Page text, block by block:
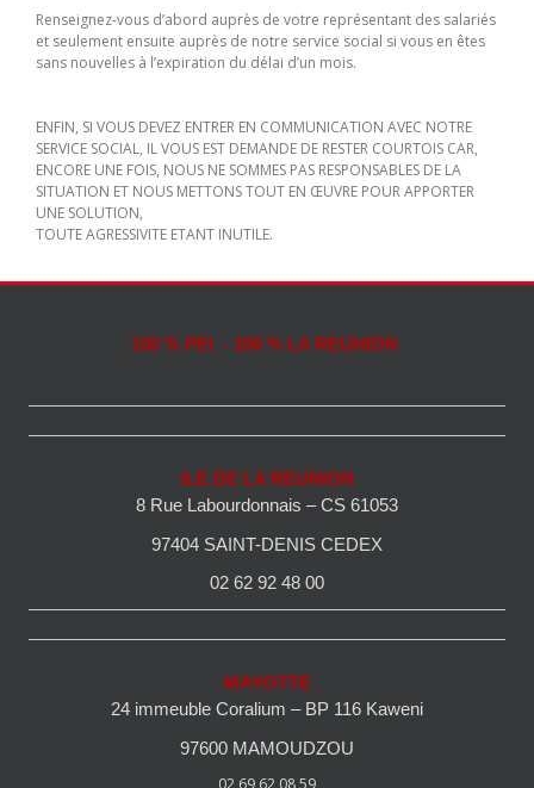
Renseignez-vous d’abord auprès de votre représentant des salariés
et seulement ensuite auprès de notre service social si vous en êtes
sans nouvelles à l’expiration du délai d’un mois.
ENFIN, SI VOUS DEVEZ ENTRER EN COMMUNICATION AVEC NOTRE
SERVICE SOCIAL, IL VOUS EST DEMANDE DE RESTER COURTOIS CAR,
ENCORE UNE FOIS, NOUS NE SOMMES PAS RESPONSABLES DE LA
SITUATION ET NOUS METTONS TOUT EN ŒUVRE POUR APPORTER
UNE SOLUTION,
TOUTE AGRESSIVITE ETANT INUTILE.
100 % PEI - 100 % LA REUNION
ILE DE LA REUNION
8 Rue Labourdonnais – CS 61053
97404 SAINT-DENIS CEDEX
02 62 92 48 00
MAYOTTE
24 immeuble Coralium – BP 116 Kaweni
97600 MAMOUDZOU
02 69 62 08 59